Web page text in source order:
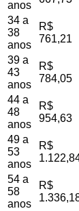
anos
34 a
38
anos
R$
761,21
39 a
43
anos
R$
784,05
44 a
48
anos
R$
954,63
49 a
53
anos
R$
54 a
58
anos
R$